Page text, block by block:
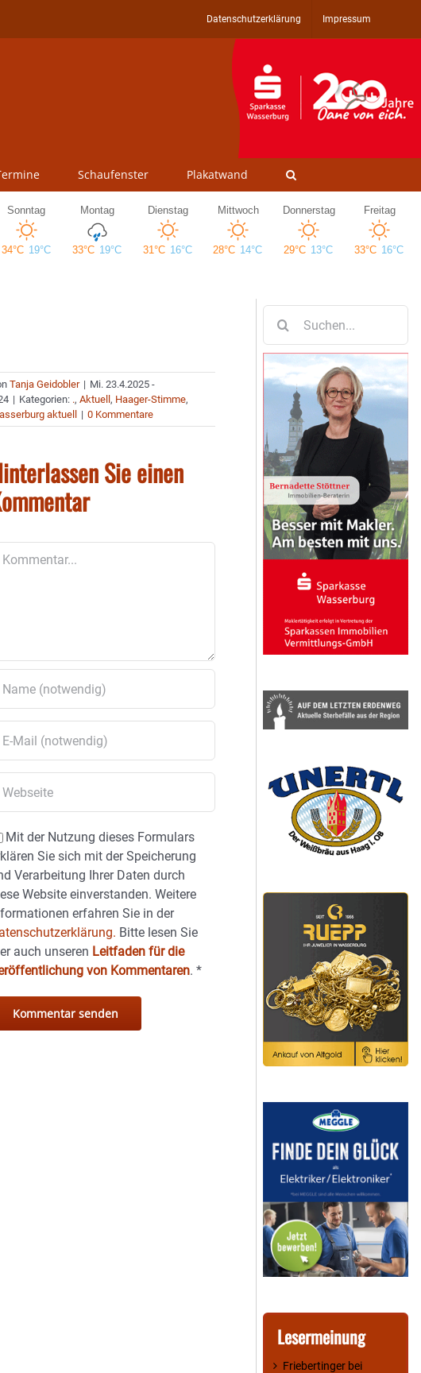
Datenschutzerklärung Impressum
Schaufenster Plakatwand
Tanja Geidobler | Mi. 23.4.2025 -
| Kategorien: .,Aktuell, Haager-Stimme,
aktuell
| 0 Kommentare
Sie einen
Mit der Nutzung dieses Formulars
Sie sich mit der Speicherung
Verarbeitung Ihrer Daten durch
Website einverstanden. Weitere
erfahren Sie in der
Bitte lesen Sie
auch unseren Leitfaden für die
von Kommentaren.*
nach:
Lesermeinung
Friebertinger bei